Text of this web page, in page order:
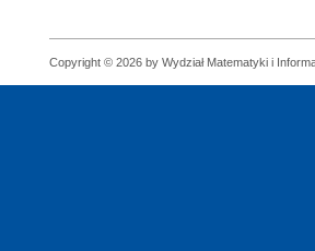
Copyright © 2026 by Wydział Matematyki i